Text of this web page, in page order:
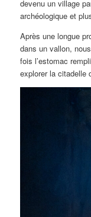
devenu un village
archéologique et
Après une longue
dans un vallon,
fois l’estomac
explorer la citadelle